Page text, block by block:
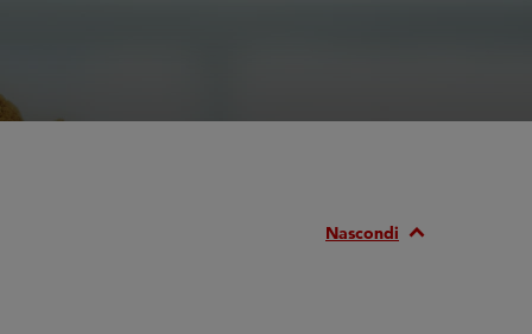
Nascondi Expand_Less